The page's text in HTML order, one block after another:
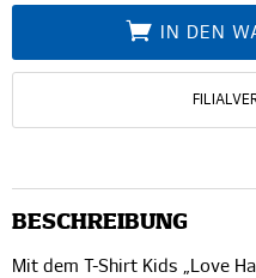
IN DEN
BESCHREIBUNG
Mit dem T-Shirt Kids „Love